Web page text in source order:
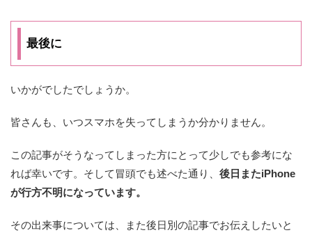
最後に
いかがでしたでしょうか。
皆さんも、いつスマホを失ってしまうか分かりません。
この記事がそうなってしまった方にとって少しでも参考にな
れば幸いです。そして冒頭でも述べた通り、 後日またiPhone
が行方不明になっています。
その出来事については、また後日別の記事でお伝えしたいと